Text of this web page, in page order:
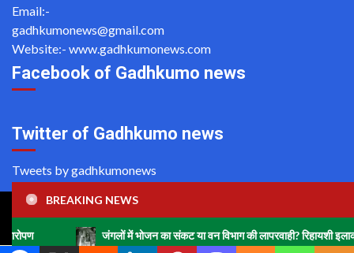
Email:-
gadhkumonews@gmail.com
Website:- www.gadhkumonews.com
Facebook of Gadhkumo news
Twitter of Gadhkumo news
Tweets by gadhkumonews
Copyright ©2020 All rights reserved | For Website Designing
and Development call Us: -8920664806
BREAKING NEWS
जंगलों में भोजन का संकट या वन विभाग की लापरवाही? रिहायशी इलाकों में हाथियों